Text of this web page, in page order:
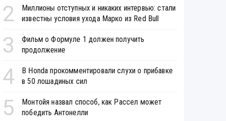
2
Миллионы отступных и никаких интервью: стали
известны условия ухода Марко из Red Bull
3
Фильм о Формуле 1 должен получить
продолжение
4
В Honda прокомментировали слухи о прибавке
в 50 лошадиных сил
5
Монтойя назвал способ, как Рассел может
победить Антонелли